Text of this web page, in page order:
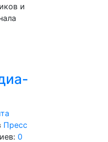
и
Пресс
0